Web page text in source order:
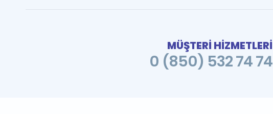
MÜŞTERİ HİZMETLERİ
0 (850) 532 74 74